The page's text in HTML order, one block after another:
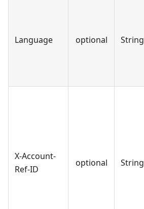
Language optional String
X-Account-
Ref-ID
optional String